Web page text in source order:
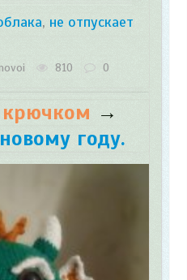
, не отпускает
810 0
крючком →
году.